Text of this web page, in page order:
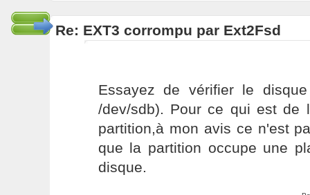
Re: EXT3 corrompu par Ext2Fsd
Essayez de vérifier le
/dev/sdb). Pour ce qui est de
partition,à mon avis ce n'est
que la partition occupe une
disque.